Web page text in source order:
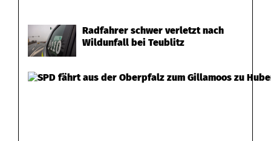
Radfahrer schwer verletzt nach
Wildunfall bei Teublitz